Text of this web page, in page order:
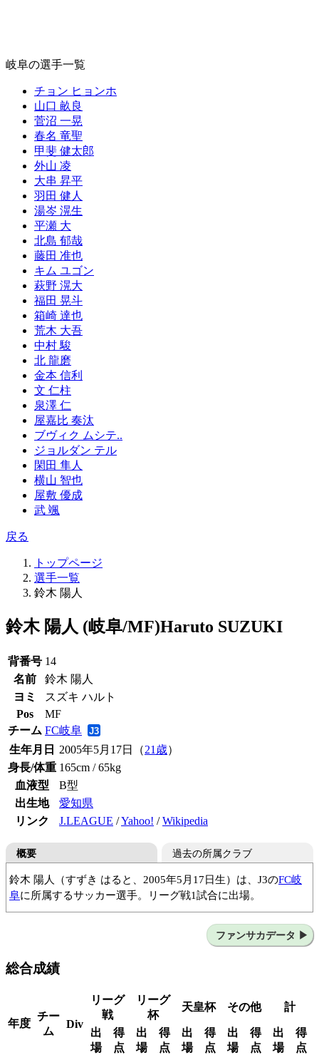
岐阜の選手一覧
チョン ヒョンホ
山口 畝良
菅沼 一晃
春名 竜聖
甲斐 健太郎
外山 凌
大串 昇平
羽田 健人
湯岑 滉生
平瀬 大
北島 郁哉
藤田 准也
キム ユゴン
萩野 滉大
福田 晃斗
箱崎 達也
荒木 大吾
中村 駿
北 龍磨
金本 信利
文 仁柱
泉澤 仁
屋嘉比 奏汰
ブヴィク ムシテ..
ジョルダン テル
閑田 隼人
横山 智也
屋敷 優成
武 颯
戻る
トップページ
選手一覧
鈴木 陽人
鈴木 陽人 (岐阜/MF)Haruto SUZUKI
背番号 14
名前
鈴木 陽人
ヨミ
スズキ ハルト
Pos
MF
チーム FC岐阜
生年月日
2005年5月17日（21歳）
身長/体重 165cm / 65kg
血液型
B型
出生地
愛知県
リンク
J.LEAGUE /Yahoo! /Wikipedia
概要
鈴木 陽人（すずき はると、2005年5月17日生）は、J3のFC岐
阜に所属するサッカー選手。リーグ戦1試合に出場。
過去の所属クラブ
名古屋グランパスファンサカデータ
総合成績
年度
チー
ム
Div
リーグ
戦
リーグ
杯
天皇杯 その他 計
出
場
得
点
出
場
得
点
出
場
得
点
出
場
得
点
出
場
得
点